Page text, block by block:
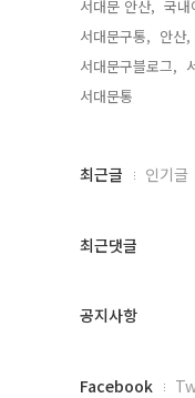
서대문 안산, 국내
서대문구통, 안산,
서대문구블로그,
서대문통,
최
과
글
최근글 인기글
최근댓글
공지사항
페
Facebook